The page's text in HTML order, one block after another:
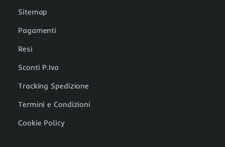
Sitemap
Pagamenti
Resi
Sconti P.Iva
Tracking Spedizione
Termini e Condizioni
Cookie Policy